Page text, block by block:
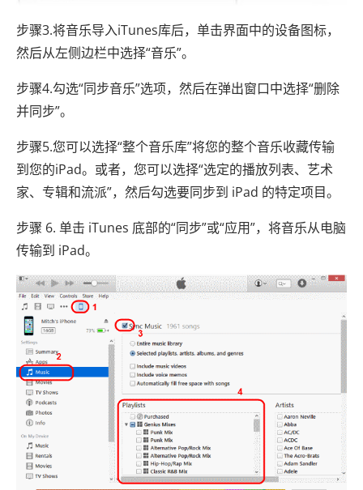
步骤3.将音乐导入iTunes库后，单击界面中的设备图标，
然后从左侧边栏中选择“音乐”。
步骤4.勾选“同步音乐”选项，然后在弹出窗口中选择“删除
并同步”。
步骤5.您可以选择“整个音乐库”将您的整个音乐收藏传输
到您的iPad。或者，您可以选择“选定的播放列表、艺术
家、专辑和流派”，然后勾选要同步到 iPad 的特定项目。
步骤 6. 单击 iTunes 底部的“同步”或“应用”，将音乐从电脑
传输到 iPad。